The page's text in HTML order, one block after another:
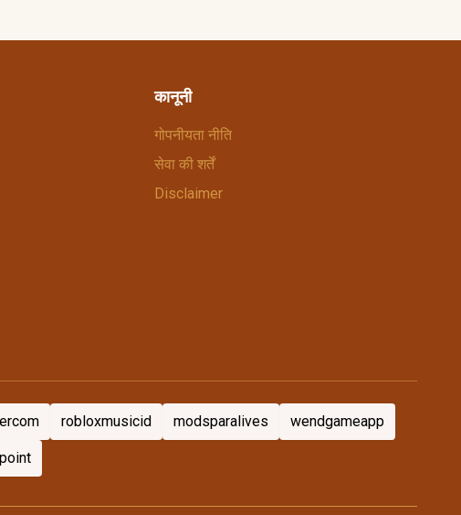
कानूनी
गोपनीयता नीति
सेवा की शर्तें
Disclaimer
robloxmusicid modsparalives wendgameapp